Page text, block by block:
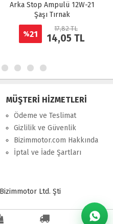
Arka Stop Ampulü 12W-21
Şaşı Tırnak
%21
17,82 TL
14,05 TL
MÜŞTERİ HİZMETLERİ
Ödeme ve Teslimat
Gizlilik ve Güvenlik
Bizimmotor.com Hakkında
İptal ve İade Şartları
Ltd. Şti